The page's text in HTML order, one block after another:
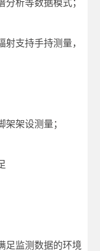
析等数据模式；
支持手持测量，
架设测量；
足监测数据的环境